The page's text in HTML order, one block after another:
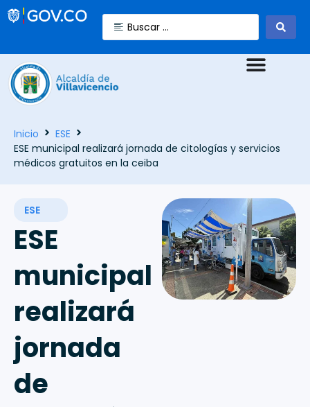
Inicio
ESE
ESE municipal realizará jornada de citologías y servicios
médicos gratuitos en la ceiba
ESE
ESE
municipal
realizará
jornada
de